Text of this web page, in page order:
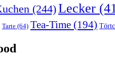
(244)Lecker
Tarte (64) Tea-Time (194)